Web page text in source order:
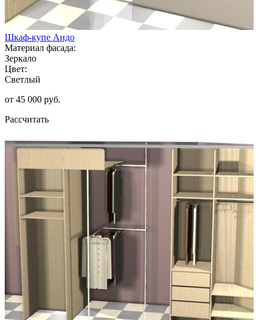
Шкаф-купе Андо
Материал фасада:
Зеркало
Цвет:
Светлый
от 45 000 руб.
Рассчитать